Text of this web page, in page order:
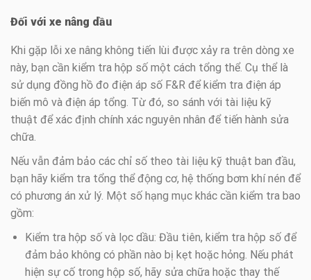
Đối với xe nâng dầu
Khi gặp lỗi xe nâng không tiến lùi được xảy ra trên dòng xe
này, bạn cần kiểm tra hộp số một cách tổng thể. Cụ thể là
sử dụng đồng hồ đo điện áp số F&R để kiểm tra điện áp
biến mô và điện áp tổng. Từ đó, so sánh với tài liệu kỹ
thuật để xác định chính xác nguyên nhân để tiến hành sửa
chữa.
Nếu vẫn đảm bảo các chỉ số theo tài liệu kỹ thuật ban đầu,
bạn hãy kiểm tra tổng thể động cơ, hệ thống bơm khí nén để
có phương án xử lý. Một số hạng mục khác cần kiểm tra bao
gồm:
Kiểm tra hộp số và lọc dầu: Đầu tiên, kiểm tra hộp số để
đảm bảo không có phần nào bị kẹt hoặc hỏng. Nếu phát
hiện sự cố trong hộp số, hãy sửa chữa hoặc thay thế